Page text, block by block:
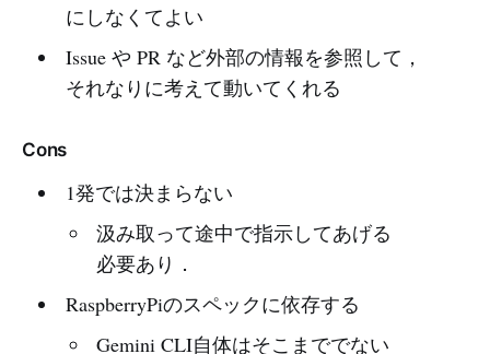
にしなくてよい
Issue や PR など外部の情報を参照して，
それなりに考えて動いてくれる
Cons
1発では決まらない
汲み取って途中で指示してあげる
必要あり．
RaspberryPiのスペックに依存する
Gemini CLI自体はそこまででない